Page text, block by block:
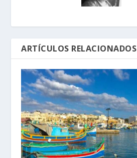
ARTÍCULOS RELACIONADOS